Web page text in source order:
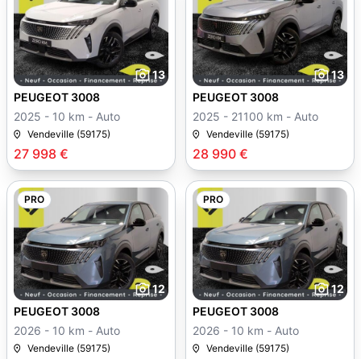
13
27 998 €
PEUGEOT 3008
2025 - 10 km - Auto
Vendeville (59175)
13
28 990 €
PEUGEOT 3008
2025 - 21100 km - Auto
Vendeville (59175)
PRO
12
PEUGEOT 3008
2026 - 10 km - Auto
Vendeville (59175)
PRO
12
PEUGEOT 3008
2026 - 10 km - Auto
Vendeville (59175)